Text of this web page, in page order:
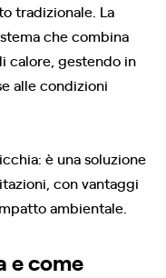
tradizionale. La
che combina
calore, gestendo in
alle condizioni
è una soluzione
con vantaggi
ambientale.
e come